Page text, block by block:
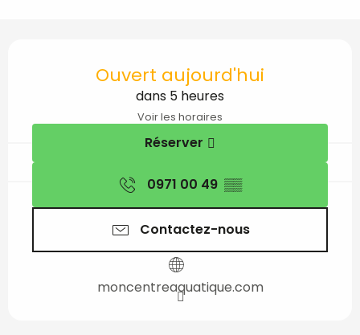
Ouverture et
Ouvert aujourd'hui
dans 5 heures
Voir les horaires
Réserver
0971 00 49 ▒▒
Contactez-nous
moncentreaquatique.com